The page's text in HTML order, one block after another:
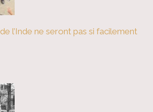
l’Inde ne seront pas si facilement